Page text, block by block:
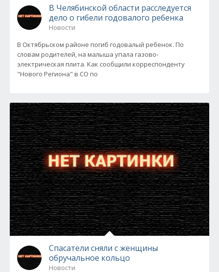
В Челябинской области расследуется
дело о гибели годовалого ребенка
Новости
В Октябрьском районе погиб годовалый ребенок. По
словам родителей, на малыша упала газово-
электрическая плита. Как сообщили корреспонденту
"Нового Региона" в СО по
Спасатели сняли с женщины
обручальное кольцо
Новости